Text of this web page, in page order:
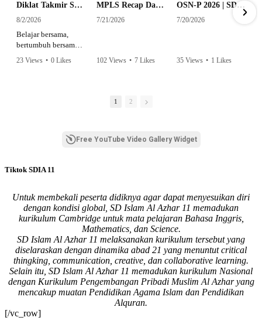
Diklat Takmir SDI Al Azhar 11 Surabaya
8/2/2026
Belajar bersama,
bertumbuh bersama,
amanah.
mencetak pemimpin-
bertanggung jawab,
dengan penuh
keikhlasan.
Bismillah, semoga
setiap langkah
menjadi ladang
kebaikan🌱
#SDIAIAzhar11Surab
aya #DiklatTakmir
#PemimpinMuda
#Berakhlak Mulia
#surabaya #sekolah
23 Views • 0 Likes
MPLS Recap Day 1 - SDI Al Azhar 11 Surabaya
7/21/2026
102 Views • 7 Likes
OSN-P 2026 | SD - 20533043 - SD ISLAM AL AZHAR 11 SURABAYA | IPA
7/20/2026
35 Views • 1 Likes
1 2
Free YouTube Video Gallery Widget
Tiktok SDIA 11
Untuk membekali peserta didiknya agar dapat menyesuikan diri
dengan kondisi global, SD Islam Al Azhar 11 memadukan
kurikulum Cambridge untuk mata pelajaran Bahasa Inggris,
Mathematics, dan Science.
SD Islam Al Azhar 11 melaksanakan kurikulum tersebut yang
diselaraskan dengan dinamika abad 21 yang menuntut critical
thingking, communication, creative, dan collaborative learning.
Selain itu, SD Islam Al Azhar 11 memadukan kurikulum Nasional
dengan Kurikulum Pengembangan Pribadi Muslim Al Azhar yang
mencakup muatan Pendidikan Agama Islam dan Pendidikan
Alquran.
[/vc_row]